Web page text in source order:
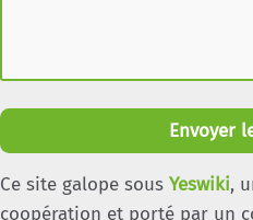
Envoyer
Ce site galope sous Yeswiki,
coopération et porté par un